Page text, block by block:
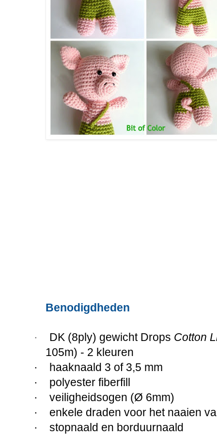
Benodigdheden
· DK (8ply) gewicht Drops Cotton
105m) - 2 kleuren
·
haaknaald 3 of 3,5 mm
·
polyester fiberfill
·
veiligheidsogen (Ø 6mm)
·
enkele draden voor het naaien
·
stopnaald en borduurnaald